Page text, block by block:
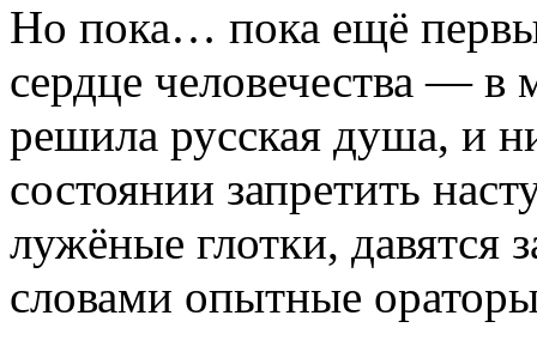
Но пока… пока ещё
сердце человечества — в
решила русская душа, и
состоянии запретить
лужёные глотки,
словами опытные